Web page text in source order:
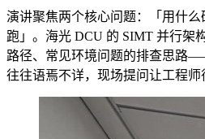
演讲聚焦两个核心问题：「用什
跑」。海光 DCU 的 SIMT 并行架
路径、常见环境问题的排查思路
往往语焉不详，现场提问让工程师